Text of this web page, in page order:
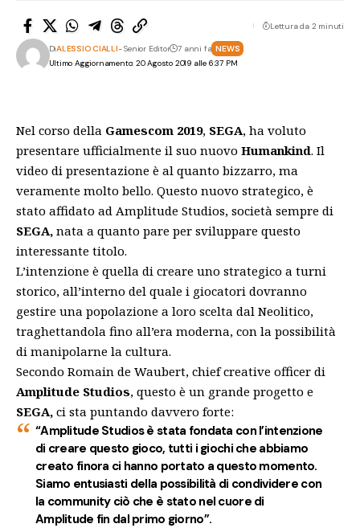
Ultimo Aggiornamento: 20 Agosto 2019 alle 6:37 PM
DiALESSIO CIALLI- Senior Editor 7 anni fa NEWS
Lettura da 2 minuti
Nel corso della Gamescom 2019, SEGA, ha voluto
presentare ufficialmente il suo nuovo Humankind. Il
video di presentazione è al quanto bizzarro, ma
veramente molto bello. Questo nuovo strategico, è
stato affidato ad Amplitude Studios, società sempre di
SEGA, nata a quanto pare per sviluppare questo
interessante titolo.
L’intenzione è quella di creare uno strategico a turni
storico, all’interno del quale i giocatori dovranno
gestire una popolazione a loro scelta dal Neolitico,
traghettandola fino all’era moderna, con la possibilità
di manipolarne la cultura.
Secondo Romain de Waubert, chief creative officer di
Amplitude Studios, questo è un grande progetto e
SEGA, ci sta puntando davvero forte:
“Amplitude Studios è stata fondata con l’intenzione
di creare questo gioco, tutti i giochi che abbiamo
creato finora ci hanno portato a questo momento.
Siamo entusiasti della possibilità di condividere con
la community ciò che è stato nel cuore di
Amplitude fin dal primo giorno”.